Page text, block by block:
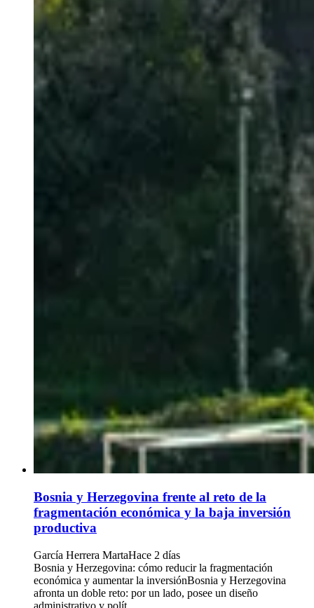
Bosnia y Herzegovina frente al reto de la
fragmentación económica y la baja inversión
productiva
García Herrera MartaHace 2 días
Bosnia y Herzegovina: cómo reducir la fragmentación
económica y aumentar la inversiónBosnia y Herzegovina
afronta un doble reto: por un lado, posee un diseño
administrativo y polít...